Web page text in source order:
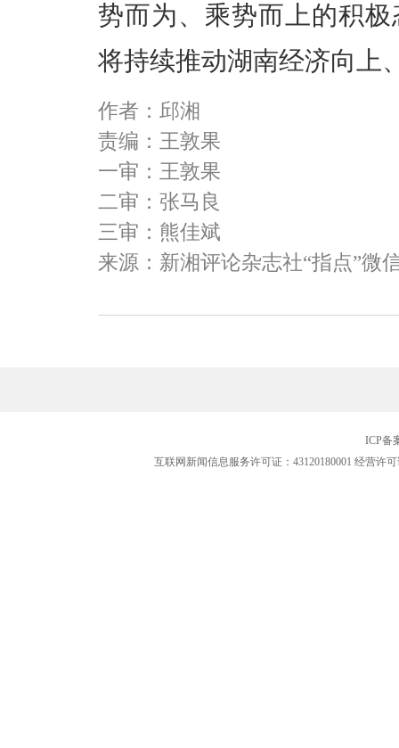
势而为、乘势而上的积
将持续推动湖南经济向上
作者：邱湘
责编：王敦果
一审：王敦果
二审：张马良
三审：熊佳斌
来源：新湘评论杂志社“指点”微
ICP备
互联网新闻信息服务许可证：43120180001 经营许可